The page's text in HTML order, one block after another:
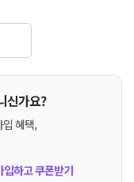
신가요?
혜택,
하고 쿠폰받기